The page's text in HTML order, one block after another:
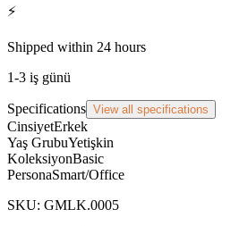
⚡
Shipped within 24 hours
1-3 iş günü
Specifications View all specifications
CinsiyetErkek
Yaş GrubuYetişkin
KoleksiyonBasic
PersonaSmart/Office
SKU: GMLK.0005